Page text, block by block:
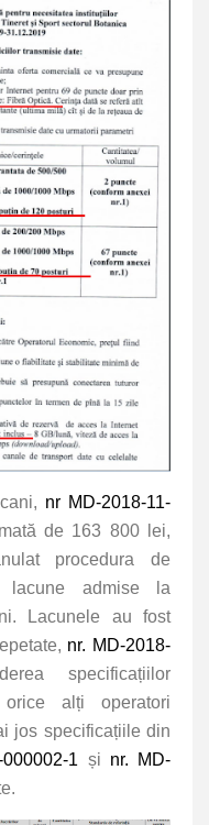
nr MD-2018-11-
de 163 800 lei,
procedura de
lacune admise la
Lacunele au fost
nr. MD-2018-
specificațiilor
alți operatori
jos specificațiile din
1 și nr. MD-